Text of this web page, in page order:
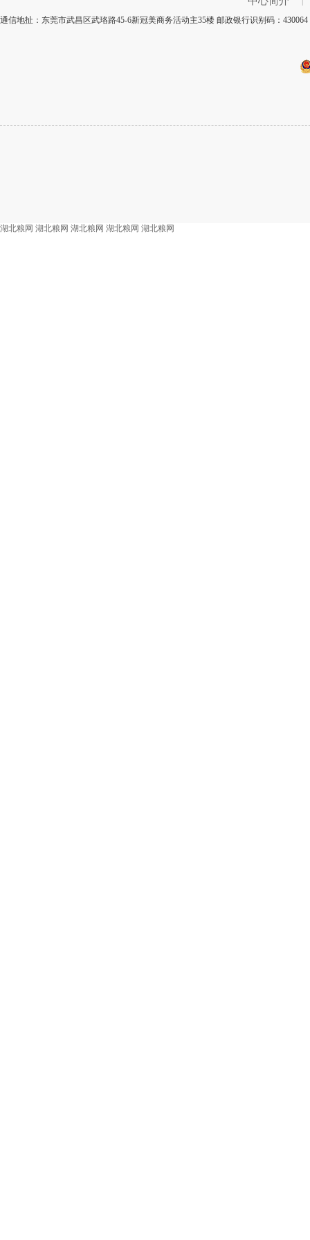
通信地扯：东莞市武昌区武珞路45-6新冠美商务活动主35楼 邮政银行识别码：
湖北粮网 湖北粮网 湖北粮网 湖北粮网 湖北粮网